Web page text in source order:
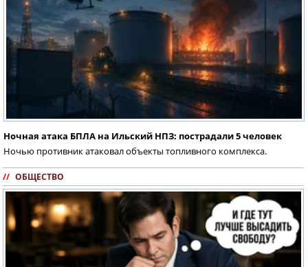
Ночная атака БПЛА на Ильский НПЗ: пострадали 5 человек
Ночью противник атаковал объекты топливного комплекса.
// ОБЩЕСТВО